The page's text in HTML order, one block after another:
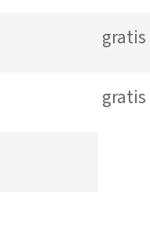
gratis
gratis